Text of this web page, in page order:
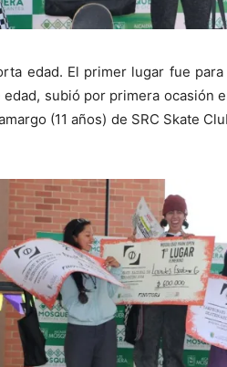
edad. El primer lugar fue
subió por primera
(11 años) de SRC Skate